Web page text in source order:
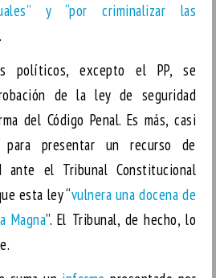
y “por criminalizar las
.
políticos, excepto el PP, se
de la ley de seguridad
del Código Penal. Es más, casi
presentar un recurso de
ante el Tribunal Constitucional
esta ley “vulnera una docena de
Magna”. El Tribunal, de hecho, lo